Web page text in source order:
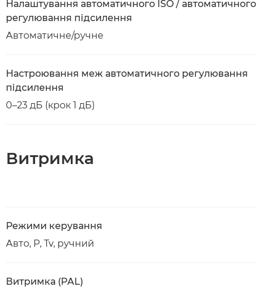
Налаштування автоматичного ISO / автоматичного
регулювання підсилення
Автоматичне/ручне
Настроювання меж автоматичного регулювання
підсилення
0–23 дБ (крок 1 дБ)
Витримка
Режими керування
Авто, P, Tv, ручний
Витримка (PAL)